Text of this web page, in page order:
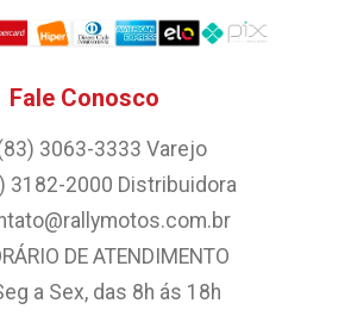
Fale Conosco
3063-3333 Varejo
3182-2000 Distribuidora
DE ATENDIMENTO
a Sex, das 8h ás 18h